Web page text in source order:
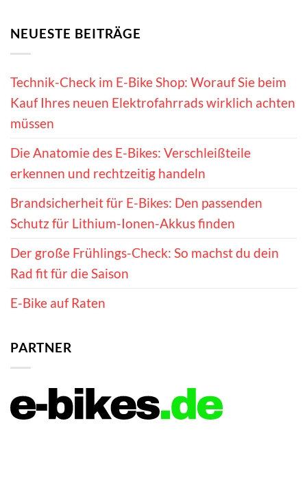
NEUESTE BEITRÄGE
Technik-Check im E-Bike Shop: Worauf Sie beim
Kauf Ihres neuen Elektrofahrrads wirklich achten
müssen
Die Anatomie des E-Bikes: Verschleißteile
erkennen und rechtzeitig handeln
Brandsicherheit für E-Bikes: Den passenden
Schutz für Lithium-Ionen-Akkus finden
Der große Frühlings-Check: So machst du dein
Rad fit für die Saison
E-Bike auf Raten
PARTNER